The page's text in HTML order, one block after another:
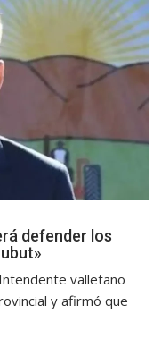
defender los
Intendente valletano
y afirmó que